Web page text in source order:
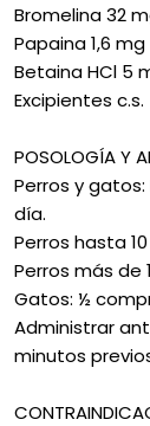
Bromelina 32
Papaina 1,6
Betaina HCl 5
Excipientes c.s.
POSOLOGÍA Y
Perros y
día.
Perros hasta
Perros más de
Gatos: ½
Administrar
minutos